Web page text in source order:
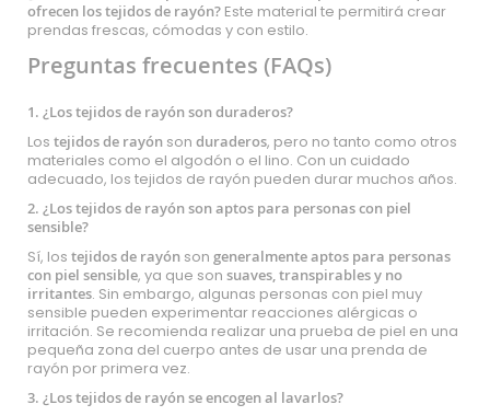
ofrecen los tejidos de rayón? Este material te permitirá crear
prendas frescas, cómodas y con estilo.
Preguntas frecuentes (FAQs)
1. ¿Los tejidos de rayón son duraderos?
Los tejidos de rayón son duraderos, pero no tanto como otros
materiales como el algodón o el lino. Con un cuidado
adecuado, los tejidos de rayón pueden durar muchos años.
2. ¿Los tejidos de rayón son aptos para personas con piel
sensible?
Sí, los tejidos de rayón son generalmente aptos para personas
con piel sensible, ya que son suaves, transpirables y no
irritantes. Sin embargo, algunas personas con piel muy
sensible pueden experimentar reacciones alérgicas o
irritación. Se recomienda realizar una prueba de piel en una
pequeña zona del cuerpo antes de usar una prenda de
rayón por primera vez.
3. ¿Los tejidos de rayón se encogen al lavarlos?